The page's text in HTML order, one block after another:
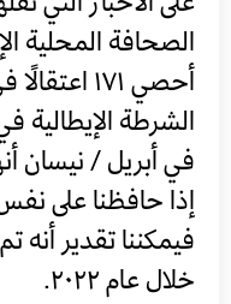
الصحافة المحلية
الشرطة الإيطالية
إذا حافظنا على
خلال عام ٢٠٢٢.